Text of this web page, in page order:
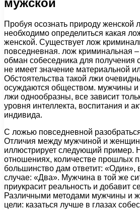
Пробуя осознать природу женской
необходимо определиться какая
женской. Существует лож
повседневная. лож криминальная
обман собеседника для получения
не имеет значение материальной
Обстоятельства такой лжи
осуждаются обществом. мужчины
лжи однообразны, все зависит
уровня интеллекта, воспитания и
индивида.
С ложью повседневной
Отличия между мужчиной и
иллюстрирует следующий пример.
отношениях, количестве прошлых
большинство дам ответит: «Один»,
случае: «Два». Мужчина в той же
приукрасит реальность и добавит
Различными методами мужчины и
цели: казаться лучше в глазах